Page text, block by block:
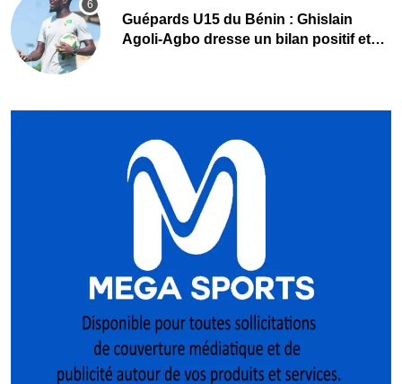
Guépards U15 du Bénin : Ghislain
Agoli-Agbo dresse un bilan positif et